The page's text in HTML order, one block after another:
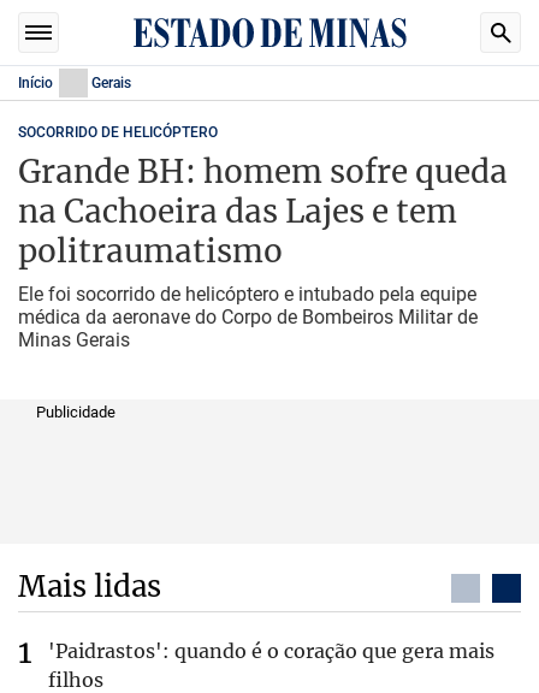
Início Gerais
SOCORRIDO DE HELICÓPTERO
Grande BH: homem sofre queda
na Cachoeira das Lajes e tem
politraumatismo
Ele foi socorrido de helicóptero e intubado pela equipe
médica da aeronave do Corpo de Bombeiros Militar de
Minas Gerais
Publicidade
Mais lidas
'Paidrastos': quando é o coração que gera mais
filhos